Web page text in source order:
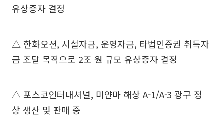
유상증자 결정
△ 한화오션, 시설자금, 운영자금, 타법인증권 취득자
금 조달 목적으로 2조 원 규모 유상증자 결정
△ 포스코인터내셔널, 미얀마 해상 A-1/A-3 광구 정
상 생산 및 판매 중